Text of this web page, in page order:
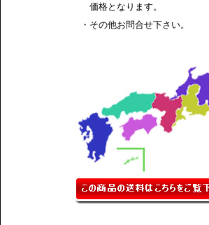
価格となります。
・その他お問合せ下さい。